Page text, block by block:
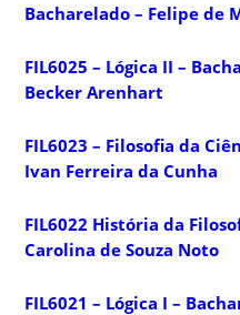
Bacharelado – Felipe de
FIL6025 – Lógica II –
Becker Arenhart
FIL6023 – Filosofia da
Ivan Ferreira da Cunha
FIL6022 História da
Carolina de Souza Noto
FIL6021 – Lógica I –